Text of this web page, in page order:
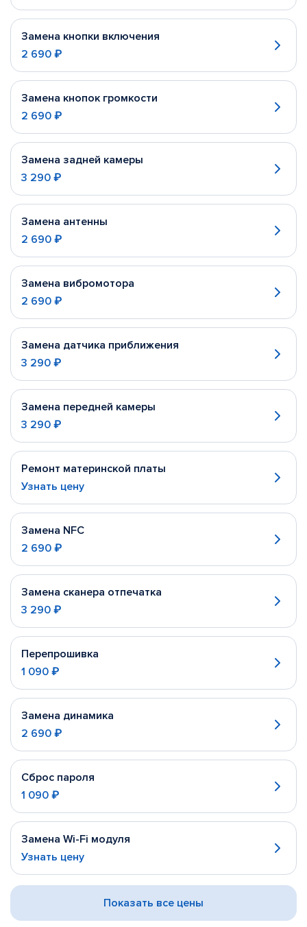
Замена кнопки включения
2 690 ₽
Замена кнопок громкости
2 690 ₽
Замена задней камеры
3 290 ₽
Замена антенны
2 690 ₽
Замена вибромотора
2 690 ₽
Замена датчика приближения
3 290 ₽
Замена передней камеры
3 290 ₽
Ремонт материнской платы
Узнать цену
Замена NFC
2 690 ₽
Замена сканера отпечатка
3 290 ₽
Перепрошивка
1 090 ₽
Замена динамика
2 690 ₽
Сброс пароля
1 090 ₽
Замена Wi-Fi модуля
Узнать цену
Показать все цены